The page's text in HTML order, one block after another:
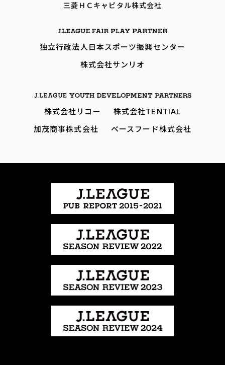
三菱ＨＣキャピタル株式会社
独立行政法人日本スポーツ振興センター
株式会社サンリオ
株式会社リコー
株式会社TENTIAL
加茂商事株式会社
ベースフード株式会社